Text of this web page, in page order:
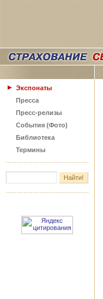
Экспонаты
Пресса
Пресс-релизы
События (Фото)
Библиотека
Термины